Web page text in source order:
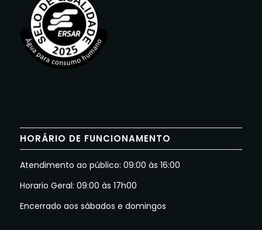
HORÁRIO DE FUNCIONAMENTO
Atendimento ao público: 09:00 às 16:00
Horario Geral: 09:00 às 17h00
Encerrado aos sábados e domingos